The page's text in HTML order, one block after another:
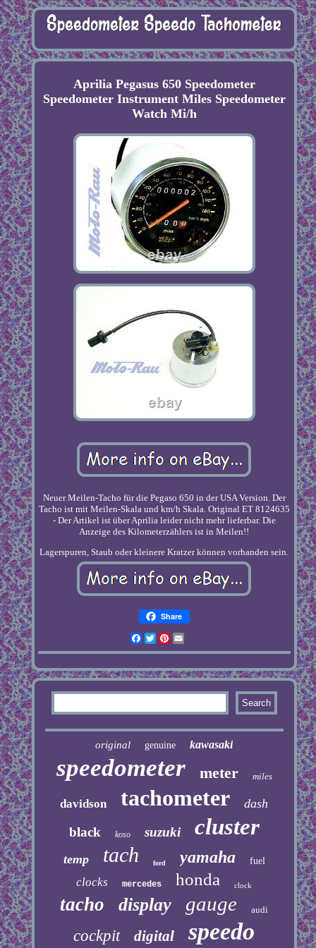
Aprilia Pegasus 650 Speedometer
Speedometer Instrument Miles Speedometer
Watch Mi/h
Neuer Meilen-Tacho für die Pegaso 650 in der USA Version. Der
Tacho ist mit Meilen-Skala und km/h Skala. Original ET 8124635
- Der Artikel ist über Aprilia leider nicht mehr lieferbar. Die
Anzeige des Kilometerzählers ist in Meilen!!
Lagerspuren, Staub oder kleinere Kratzer können vorhanden sein.
Share
Facebook
TwitterPinterest
original genuine kawasaki
speedometer meter miles
davidson tachometer dash
black koso suzuki cluster
temp tach ford yamaha fuel
clocks mercedes honda clock
tacho display gauge audi
cockpit digital speedo